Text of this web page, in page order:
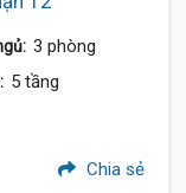
3 phòng
5 tầng
Chia sẻ